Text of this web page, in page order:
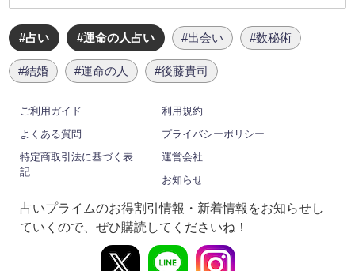
#占い #運命の人占い #出会い #数秘術
#結婚 #運命の人 #後藤貴司
ご利用ガイド
利用規約
よくある質問
プライバシーポリシー
特定商取引法に基づく表
記
運営会社
お知らせ
占いプライムのお得割引情報・新着情報をお知らせし
ていくので、ぜひ購読してくださいね！